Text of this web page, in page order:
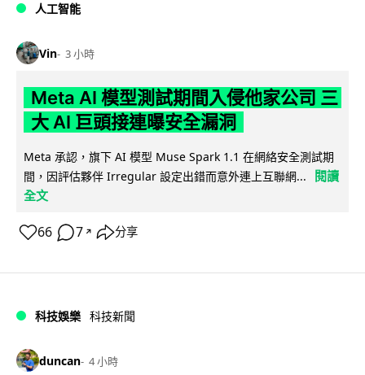
人工智能
Vin 3 小時
Meta AI 模型測試期間入侵他家公司 三
大 AI 巨頭接連曝安全漏洞
Meta 承認，旗下 AI 模型 Muse Spark 1.1 在網絡安全測試期
間，因評估夥伴 Irregular 設定出錯而意外連上互聯網...
閱讀
全文
66 7 ↗ 分享
科技娛樂 科技新聞
duncan 4 小時